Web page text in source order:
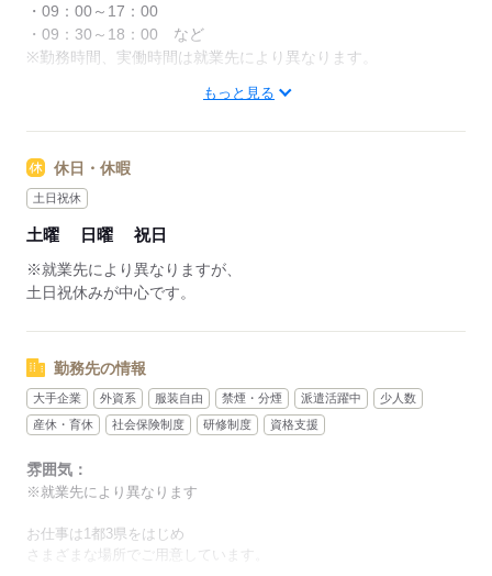
・09：00～17：00
・09：30～18：00 など
※勤務時間、実働時間は就業先により異なります。
「残業なし」「時短勤務OK」「朝10時出社」など
40代50代でも活躍できる理由は…
￣￣￣￣￣￣￣￣￣￣￣￣￣￣￣￣
40代や50代で事務を目指した先輩が
働いている職場など
▽パソコンは最近あまり触ってなくてもOK！
￣￣￣￣￣￣￣￣￣￣￣￣￣￣￣￣￣￣￣￣
数年ぶりにパソコンを触る…。
そんな方には無料で学べる
来社不要のオンラインセミナーなどもあります！
￣￣￣￣￣￣￣￣￣￣￣￣￣￣￣￣￣￣￣￣￣
もっと見る
休日・休暇
土日祝休
土曜 日曜 祝日
※就業先により異なりますが、
土日祝休みが中心です。
勤務先の情報
大手企業 外資系 服装自由 禁煙・分煙 派遣活躍中
少人数
産休・育休
社会保険制度 研修制度 資格支援
雰囲気：
※就業先により異なります
お仕事は1都3県をはじめ
さまざまな場所でご用意しています。